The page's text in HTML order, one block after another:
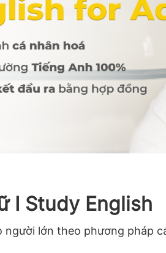
I Study English
người lớn theo phương pháp